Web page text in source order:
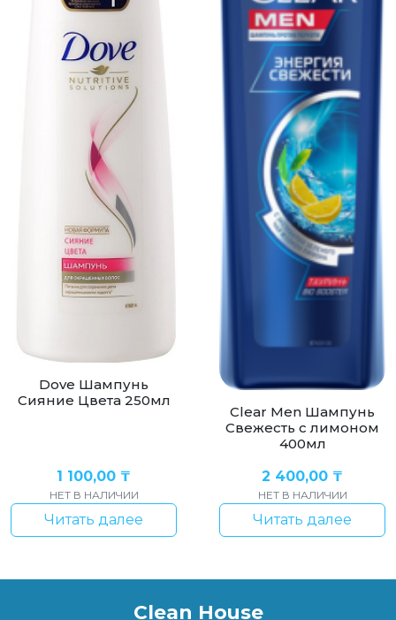
Dove Шампунь
Сияние Цвета 250мл
1 100,00 ₸
НЕТ В НАЛИЧИИ
Читать далее
Clear Men Шампунь
Свежесть с лимоном
400мл
2 400,00 ₸
НЕТ В НАЛИЧИИ
Читать далее
Clean House